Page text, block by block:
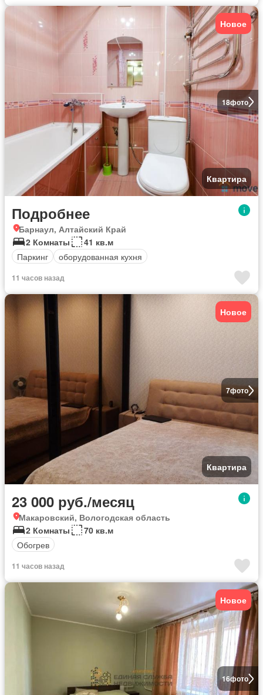
18фото
Новое
Квартира
Подробнее
Барнаул, Алтайский Край
2 Комнаты
41 кв.м
Паркинг
оборудованная кухня
11 часов назад
7фото
Новое
Квартира
23 000 руб./месяц
Макаровский, Вологодская область
2 Комнаты
70 кв.м
Обогрев
11 часов назад
16фото
Новое